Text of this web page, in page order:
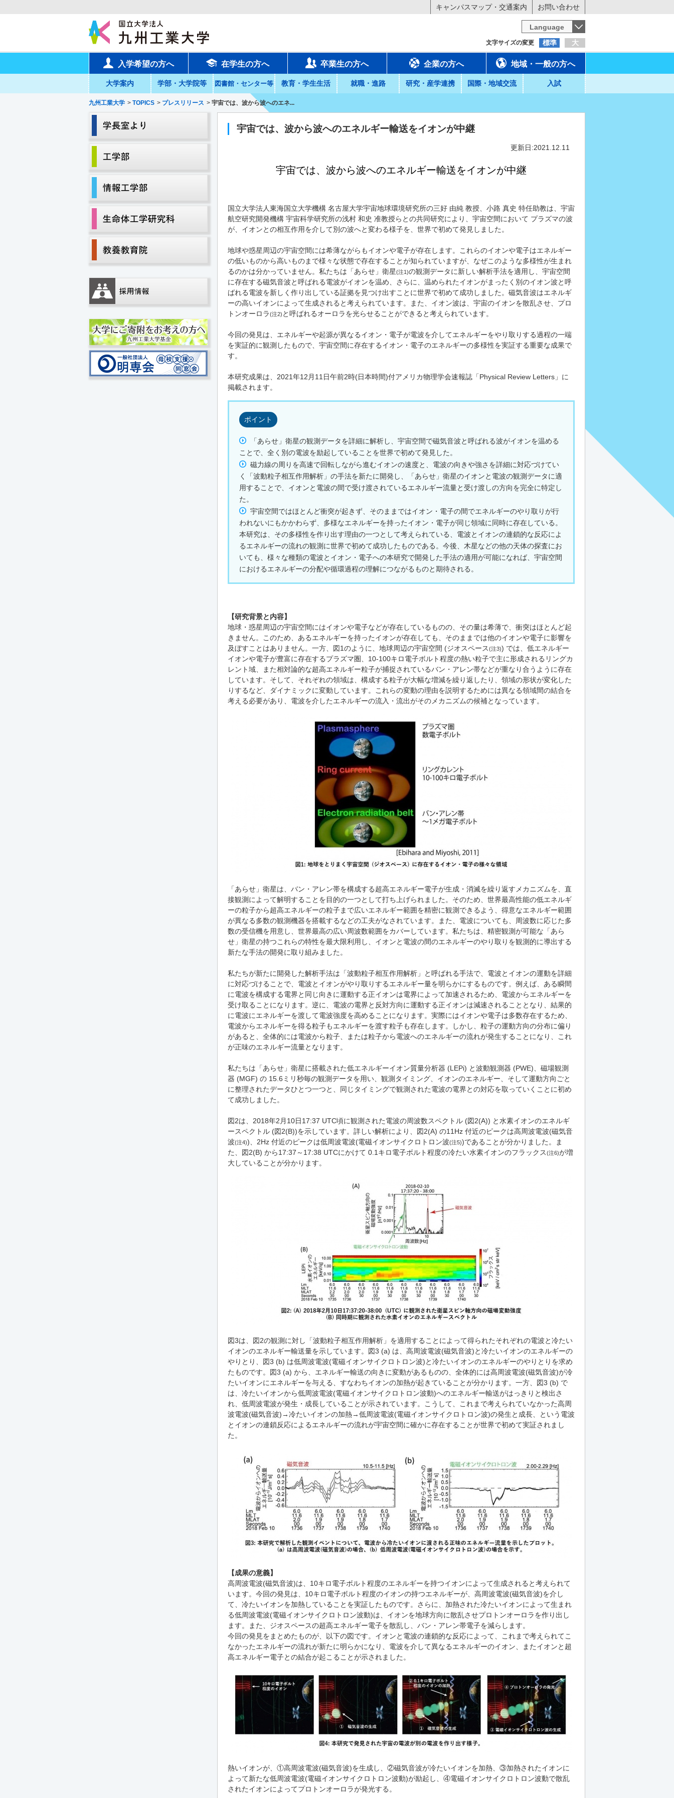
キャンパスマップ・交通案内 お問い合わせ
文字サイズの変更 標準 大
Language
入学希望の方へ 在学生の方へ 卒業生の方へ 企業の方へ 地域・一般の方へ
大学案内 学部・大学院等 図書館・センター等 教育・学生生活 就職・進路 研究・産学連携 国際・地域交流 入試
九州工業大学 > TOPICS > プレスリリース > 宇宙では、波から波へのエネ...
宇宙では、波から波へのエネルギー輸送をイオンが中継
更新日:2021.12.11
宇宙では、波から波へのエネルギー輸送をイオンが中継
国立大学法人東海国立大学機構 名古屋大学宇宙地球環境研究所の三好 由純 教授、小路 真史 特任助教は、宇宙
航空研究開発機構 宇宙科学研究所の浅村 和史 准教授らとの共同研究により、宇宙空間において プラズマの波
が、イオンとの相互作用を介して別の波へと変わる様子を、世界で初めて発見しました。
地球や惑星周辺の宇宙空間には希薄ながらもイオンや電子が存在します。これらのイオンや電子はエネルギー
の低いものから高いものまで様々な状態で存在することが知られていますが、なぜこのような多様性が生まれ
るのかは分かっていません。私たちは「あらせ」衛星(注1)の観測データに新しい解析手法を適用し、宇宙空間
に存在する磁気音波と呼ばれる電波がイオンを温め、さらに、温められたイオンがまったく別のイオン波と呼
ばれる電波を新しく作り出している証拠を見つけ出すことに世界で初めて成功しました。磁気音波はエネルギ
ーの高いイオンによって生成されると考えられています。また、イオン波は、宇宙のイオンを散乱させ、プロ
トンオーロラ(注2) と呼ばれるオーロラを光らせることができると考えられています。
今回の発見は、エネルギーや起源が異なるイオン・電子が電波を介してエネルギーをやり取りする過程の一端
を実証的に観測したもので、宇宙空間に存在するイオン・電子のエネルギーの多様性を実証する重要な成果で
す。
本研究成果は、2021年12月11日午前2時(日本時間)付アメリカ物理学会速報誌「Physical Review Letters」に
掲載されます。
ポイント
「あらせ」衛星の観測データを詳細に解析し、宇宙空間で磁気音波と呼ばれる波がイオンを温める
ことで、全く別の電波を励起していることを世界で初めて発見した。
磁力線の周りを高速で回転しながら進むイオンの速度と、電波の向きや強さを詳細に対応づけてい
く「波動粒子相互作用解析」の手法を新たに開発し、「あらせ」衛星のイオンと電波の観測データに適
用することで、イオンと電波の間で受け渡されているエネルギー流量と受け渡しの方向を完全に特定し
た。
宇宙空間ではほとんど衝突が起きず、そのままではイオン・電子の間でエネルギーのやり取りが行
われないにもかかわらず、多様なエネルギーを持ったイオン・電子が同じ領域に同時に存在している。
本研究は、その多様性を作り出す理由の一つとして考えられている、電波とイオンの連鎖的な反応によ
るエネルギーの流れの観測に世界で初めて成功したものである。今後、木星などの他の天体の探査にお
いても、様々な種類の電波とイオン・電子への本研究で開発した手法の適用が可能になれば、宇宙空間
におけるエネルギーの分配や循環過程の理解につながるものと期待される。
【研究背景と内容】
地球・惑星周辺の宇宙空間にはイオンや電子などが存在しているものの、その量は希薄で、衝突はほとんど起
きません。このため、あるエネルギーを持ったイオンが存在しても、そのままでは他のイオンや電子に影響を
及ぼすことはありません。一方、図1のように、地球周辺の宇宙空間 (ジオスペース(注3)) では、低エネルギー
イオンや電子が豊富に存在するプラズマ圏、10-100キロ電子ボルト程度の熱い粒子で主に形成されるリングカ
レント域、また相対論的な超高エネルギー粒子が捕捉されているバン・アレン帯などが重なり合うように存在
しています。そして、それぞれの領域は、構成する粒子が大幅な増減を繰り返したり、領域の形状が変化した
りするなど、ダイナミックに変動しています。これらの変動の理由を説明するためには異なる領域間の結合を
考える必要があり、電波を介したエネルギーの流入・流出がそのメカニズムの候補となっています。
「あらせ」衛星は、バン・アレン帯を構成する超高エネルギー電子が生成・消滅を繰り返すメカニズムを、直
接観測によって解明することを目的の一つとして打ち上げられました。そのため、世界最高性能の低エネルギ
ーの粒子から超高エネルギーの粒子まで広いエネルギー範囲を精密に観測できるよう、得意なエネルギー範囲
が異なる多数の観測機器を搭載するなどの工夫がなされています。また、電波についても、周波数に応じた多
数の受信機を用意し、世界最高の広い周波数範囲をカバーしています。私たちは、精密観測が可能な「あら
せ」衛星の持つこれらの特性を最大限利用し、イオンと電波の間のエネルギーのやり取りを観測的に導出する
新たな手法の開発に取り組みました。
私たちが新たに開発した解析手法は「波動粒子相互作用解析」と呼ばれる手法で、電波とイオンの運動を詳細
に対応づけることで、電波とイオンがやり取りするエネルギー量を明らかにするものです。例えば、ある瞬間
に電波を構成する電界と同じ向きに運動する正イオンは電界によって加速されるため、電波からエネルギーを
受け取ることになります。逆に、電波の電界と反対方向に運動する正イオンは減速されることとなり、結果的
に電波にエネルギーを渡して電波強度を高めることになります。実際にはイオンや電子は多数存在するため、
電波からエネルギーを得る粒子もエネルギーを渡す粒子も存在します。しかし、粒子の運動方向の分布に偏り
があると、全体的には電波から粒子、または粒子から電波へのエネルギーの流れが発生することになり、これ
が正味のエネルギー流量となります。
私たちは「あらせ」衛星に搭載された低エネルギーイオン質量分析器 (LEPi) と波動観測器 (PWE)、磁場観測
器 (MGF) の 15.6ミリ秒毎の観測データを用い、観測タイミング、イオンのエネルギー、そして運動方向ごと
に整理されたデータひとつ一つと、同じタイミングで観測された電波の電界との対応を取っていくことに初め
て成功しました。
図2は、2018年2月10日17:37 UTC頃に観測された電波の周波数スペクトル (図2(A)) と水素イオンのエネルギ
ースペクトル (図2(B))を示しています。詳しい解析により、図2(A) の11Hz 付近のピークは高周波電波(磁気音
波(注4))、2Hz 付近のピークは低周波電波(電磁イオンサイクロトロン波(注5))であることが分かりました。ま
た、図2(B) から17:37～17:38 UTCにかけて 0.1キロ電子ボルト程度の冷たい水素イオンのフラックス(注6)が増
大していることが分かります。
図3は、図2の観測に対し「波動粒子相互作用解析」を適用することによって得られたそれぞれの電波と冷たい
イオンのエネルギー輸送量を示しています。図3 (a) は、高周波電波(磁気音波)と冷たいイオンのエネルギーの
やりとり、図3 (b) は低周波電波(電磁イオンサイクロトロン波)と冷たいイオンのエネルギーのやりとりを求め
たものです。図3 (a) から、エネルギー輸送の向きに変動があるものの、全体的には高周波電波(磁気音波)が冷
たいイオンにエネルギーを与える、すなわちイオンの加熱が起きていることが分かります。一方、図3 (b) で
は、冷たいイオンから低周波電波(電磁イオンサイクロトロン波動)へのエネルギー輸送がはっきりと検出さ
れ、低周波電波が発生・成長していることが示されています。こうして、これまで考えられていなかった高周
波電波(磁気音波)→冷たいイオンの加熱→低周波電波(電磁イオンサイクロトロン波)の発生と成長、という電波
とイオンの連鎖反応によるエネルギーの流れが宇宙空間に確かに存在することが世界で初めて実証されまし
た。
【成果の意義】
高周波電波(磁気音波)は、10キロ電子ボルト程度のエネルギーを持つイオンによって生成されると考えられて
います。今回の発見は、10キロ電子ボルト程度のイオンの持つエネルギーが、高周波電波(磁気音波)を介し
て、冷たいイオンを加熱していることを実証したものです。さらに、加熱された冷たいイオンによって生まれ
る低周波電波(電磁イオンサイクロトロン波動)は、イオンを地球方向に散乱させプロトンオーロラを作り出し
ます。また、ジオスペースの超高エネルギー電子を散乱し、バン・アレン帯電子を減らします。
今回の発見をまとめたものが、以下の図です。イオンと電波の連鎖的な反応によって、これまで考えられてこ
なかったエネルギーの流れが新たに明らかになり、電波を介して異なるエネルギーのイオン、またイオンと超
高エネルギー電子との結合が起こることが示されました。
熱いイオンが、①高周波電波(磁気音波)を生成し、②磁気音波が冷たいイオンを加熱、③加熱されたイオンに
よって新たな低周波電波(電磁イオンサイクロトロン波動)が励起し、④電磁イオンサイクロトロン波動で散乱
されたイオンによってプロトンオーロラが発光する。